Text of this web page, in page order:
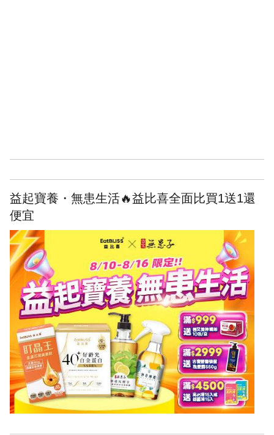
益起寶養・無患生活🔥益比喜全面比買1送1還
便宜